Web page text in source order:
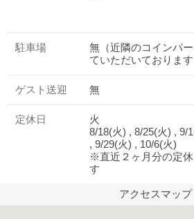
駐車場
無（近隣のコインパ
ていただいております
ゲスト送迎 無
定休日
火
8/18(火) , 8/25(火) , 9/
, 9/29(火) , 10/6(火)
※直近２ヶ月分の定
す
アクセスマップ